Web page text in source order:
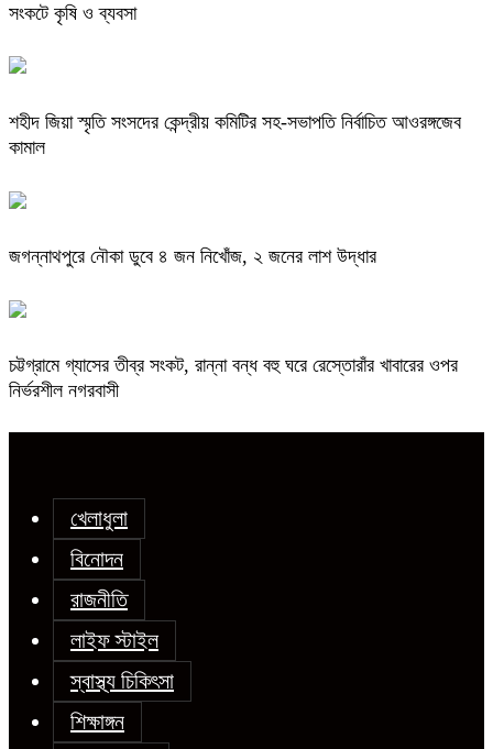
সংকটে কৃষি ও ব্যবসা
শহীদ জিয়া স্মৃতি সংসদের কেন্দ্রীয় কমিটির সহ-সভাপতি নির্বাচিত আওরঙ্গজেব
কামাল
জগন্নাথপুরে নৌকা ডুবে ৪ জন নিখোঁজ, ২ জনের লাশ উদ্ধার
চট্টগ্রামে গ্যাসের তীব্র সংকট, রান্না বন্ধ বহু ঘরে রেস্তোরাঁর খাবারের ওপর
নির্ভরশীল নগরবাসী
খেলাধুলা
বিনোদন
রাজনীতি
লাইফ স্টাইল
স্বাস্থ্য চিকিৎসা
শিক্ষাঙ্গন